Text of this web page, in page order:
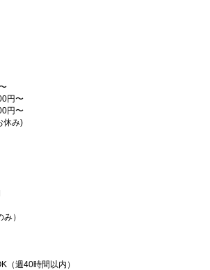
円〜
円〜
休み)
）
（週40時間以内）